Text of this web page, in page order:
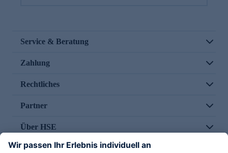
Service & Beratung
Zahlung
Rechtliches
Partner
Über HSE
Im TV